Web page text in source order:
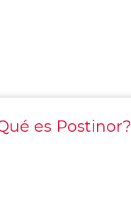
es Postinor?